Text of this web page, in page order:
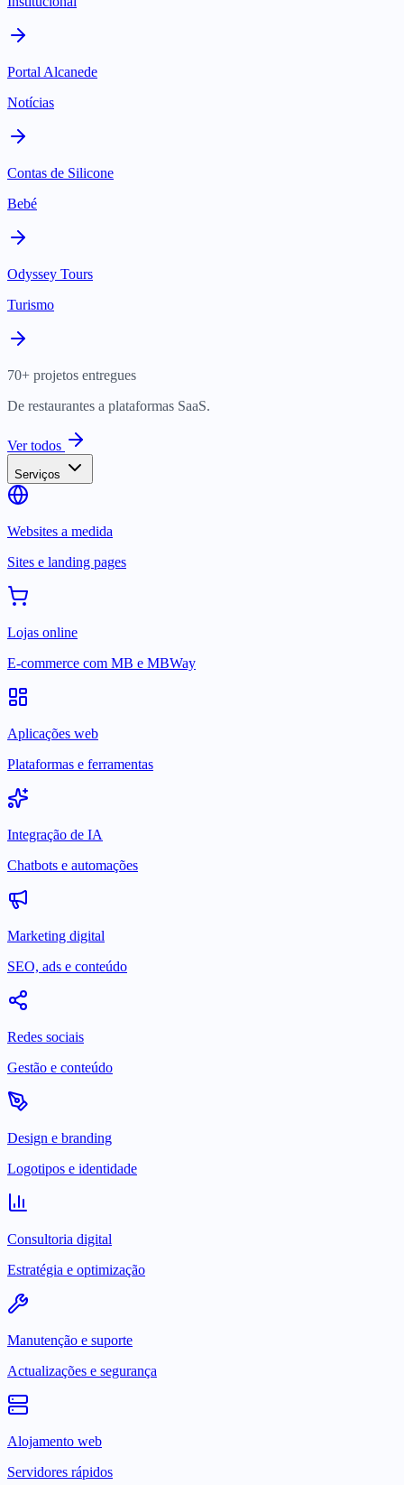
Portal Alcanede
Notícias
Contas de Silicone
Bebé
Odyssey Tours
Turismo
70+ projetos entregues
De restaurantes a plataformas SaaS.
Ver todos
Serviços
Websites a medida
Sites e landing pages
Lojas online
E-commerce com MB e MBWay
Aplicações web
Plataformas e ferramentas
Integração de IA
Chatbots e automações
Marketing digital
SEO, ads e conteúdo
Redes sociais
Gestão e conteúdo
Design e branding
Logotipos e identidade
Consultoria digital
Estratégia e optimização
Manutenção e suporte
Actualizações e segurança
Alojamento web
Servidores rápidos